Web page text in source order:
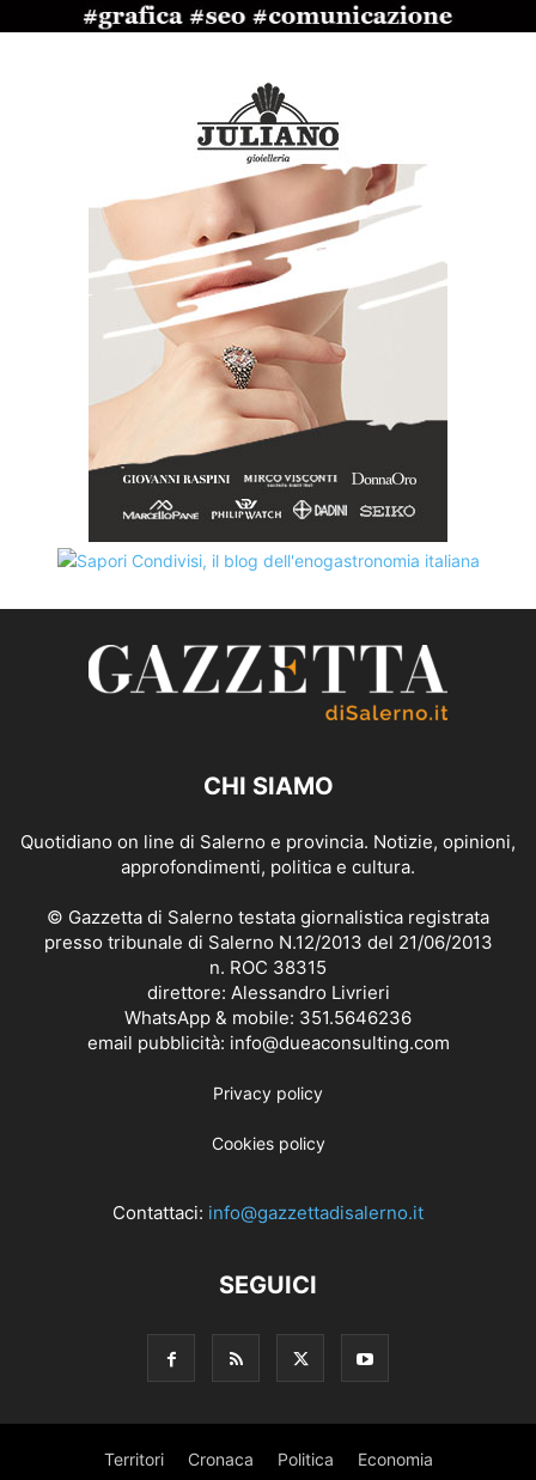
CHI SIAMO
Quotidiano on line di Salerno e provincia. Notizie, opinioni,
approfondimenti, politica e cultura.
© Gazzetta di Salerno testata giornalistica registrata
presso tribunale di Salerno N.12/2013 del 21/06/2013
n. ROC 38315
direttore: Alessandro Livrieri
WhatsApp & mobile: 351.5646236
email pubblicità: info@dueaconsulting.com
Privacy policy
Cookies policy
Contattaci: info@gazzettadisalerno.it
SEGUICI
Territori Cronaca Politica Economia